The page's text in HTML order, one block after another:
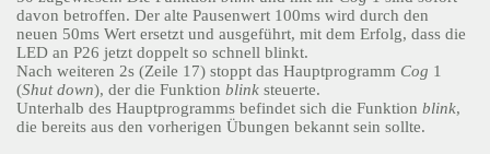
davon betroffen. Der alte Pausenwert 100ms wird durch den
neuen 50ms Wert ersetzt und ausgeführt, mit dem Erfolg, dass die
LED an P26 jetzt doppelt so schnell blinkt.
Nach weiteren 2s (Zeile 17) stoppt das Hauptprogramm Cog 1
(Shut down), der die Funktion blink steuerte.
Unterhalb des Hauptprogramms befindet sich die Funktion blink,
die bereits aus den vorherigen Übungen bekannt sein sollte.